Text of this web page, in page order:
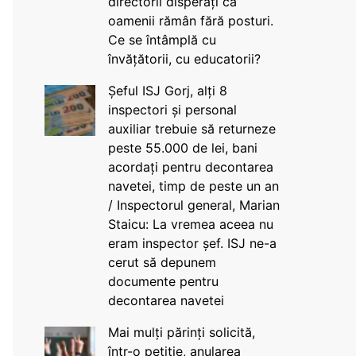
oamenii rămân fără posturi.
Ce se întâmplă cu
învățătorii, cu educatorii?
Șeful ISJ Gorj, alți 8
inspectori și personal
auxiliar trebuie să returneze
peste 55.000 de lei, bani
acordați pentru decontarea
navetei, timp de peste un an
/ Inspectorul general, Marian
Staicu: La vremea aceea nu
eram inspector șef. ISJ ne-a
cerut să depunem
documente pentru
decontarea navetei
Mai mulți părinți solicită,
într-o petiție, anularea